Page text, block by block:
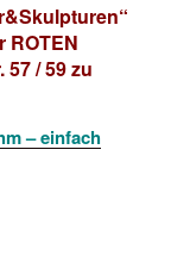
ROTEN
/ 59 zu
– einfach